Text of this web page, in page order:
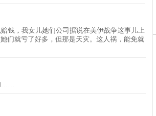
钱，我女儿她们公司据说在美伊战争这事儿上
们就亏了好多，但那是天灾。这人祸，能免就
……